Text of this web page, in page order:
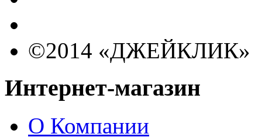
©2014 «ДЖЕЙКЛИК»
Интернет-магазин
О Компании